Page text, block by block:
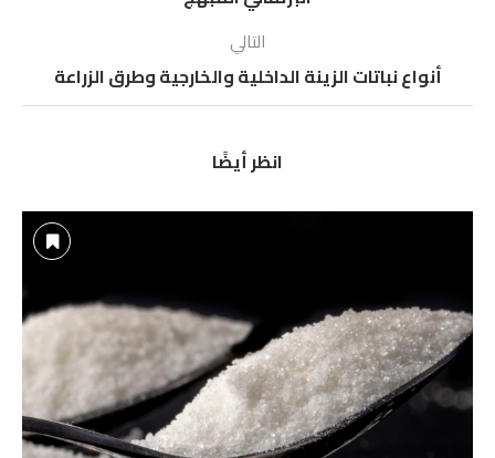
التالي
أنواع نباتات الزينة الداخلية والخارجية وطرق الزراعة
انظر أيضًا